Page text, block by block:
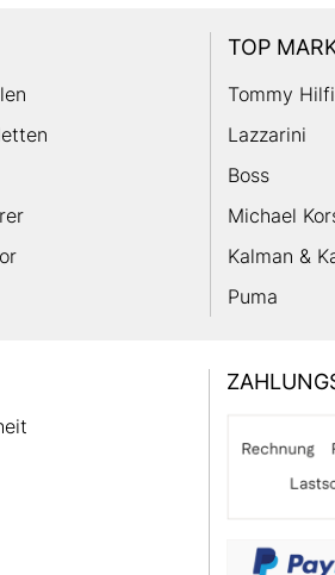
TOP
Tommy
Lazzarini
Boss
Michael
Kalman &
Puma